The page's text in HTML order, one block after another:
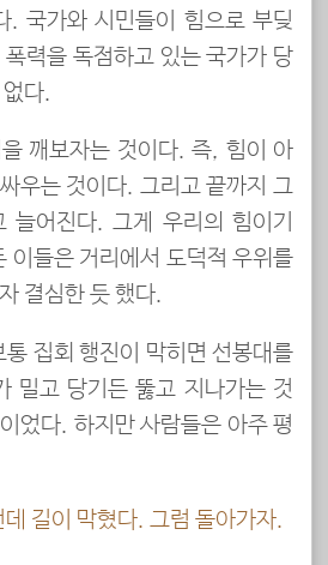
. 국가와 시민들이 힘으로 부딪
력을 독점하고 있는 국가가 당
다.
깨보자는 것이다. 즉, 힘이 아
우는 것이다. 그리고 끝까지 그
늘어진다. 그게 우리의 힘이기
이들은 거리에서 도덕적 우위를
결심한 듯 했다.
집회 행진이 막히면 선봉대를
밀고 당기든 뚫고 지나가는 것
었다. 하지만 사람들은 아주 평
길이 막혔다. 그럼 돌아가자.